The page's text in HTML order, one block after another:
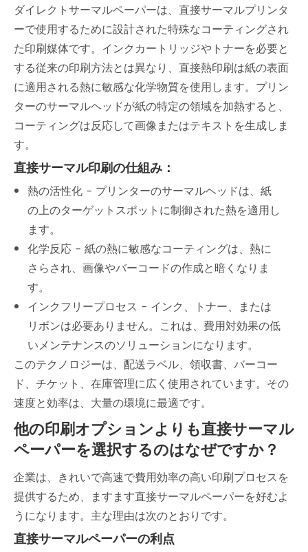
ダイレクトサーマルペーパーは、直接サーマルプリンタ
ーで使用するために設計された特殊なコーティングされ
た印刷媒体です。インクカートリッジやトナーを必要と
する従来の印刷方法とは異なり、直接熱印刷は紙の表面
に適用される熱に敏感な化学物質を使用します。プリン
ターのサーマルヘッドが紙の特定の領域を加熱すると、
コーティングは反応して画像またはテキストを生成しま
す。
直接サーマル印刷の仕組み：
熱の活性化 - プリンターのサーマルヘッドは、紙
の上のターゲットスポットに制御された熱を適用し
ます。
化学反応 - 紙の熱に敏感なコーティングは、熱に
さらされ、画像やバーコードの作成と暗くなりま
す。
インクフリープロセス - インク、トナー、または
リボンは必要ありません。これは、費用対効果の低
いメンテナンスのソリューションになります。
このテクノロジーは、配送ラベル、領収書、バーコー
ド、チケット、在庫管理に広く使用されています。その
速度と効率は、大量の環境に最適です。
他の印刷オプションよりも直接サーマル
ペーパーを選択するのはなぜですか？
企業は、きれいで高速で費用効率の高い印刷プロセスを
提供するため、ますます直接サーマルペーパーを好むよ
うになります。主な理由は次のとおりです。
直接サーマルペーパーの利点